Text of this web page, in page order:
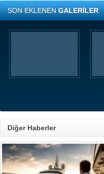
SON EKLENENGALERİLER
Diğer Haberler